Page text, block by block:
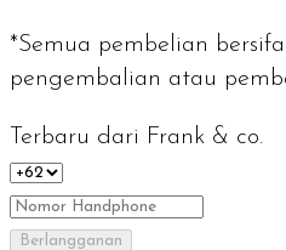
*Semua pembelian
pengembalian atau
Terbaru dari Frank & co.
Berlangganan